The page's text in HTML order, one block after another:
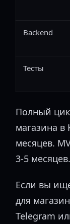
Backend
Тесты
Полный
магазина в
месяцев.
3-5 месяцев.
Если вы
для
Telegram